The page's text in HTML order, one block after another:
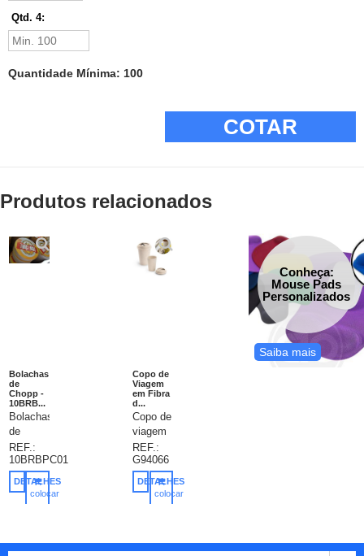
Qtd. 4:
Quantidade Mínima: 100
COTAR
Produtos relacionados
Bolachas
de
Chopp -
10BRB...
Bolachas
de
chopp,
porta
copo,
Papelão
Liner
"Importado",
REF.:
10BRBPC01
DETALHES
colocar
Copo de
Viagem
em Fibra
d...
Copo de
viagem
em fibra
de
bambu
(60%) e
tampa
REF.:
G94066
DETALHES
colocar
Conheça:
Mouse Pads
Personalizados
Saiba mais